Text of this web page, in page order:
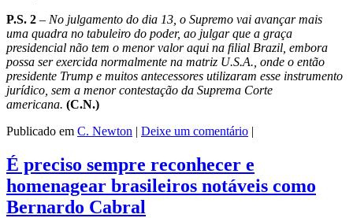
P.S. 2 – No julgamento do dia 13, o Supremo vai avançar mais
uma quadra no tabuleiro do poder, ao julgar que a graça
presidencial não tem o menor valor aqui na filial Brazil, embora
possa ser exercida normalmente na matriz U.S.A., onde o então
presidente Trump e muitos antecessores utilizaram esse instrumento
jurídico, sem a menor contestação da Suprema Corte
americana. (C.N.)
Publicado em C. Newton | Deixe um comentário |
É preciso sempre reconhecer e
homenagear brasileiros notáveis como
Bernardo Cabral